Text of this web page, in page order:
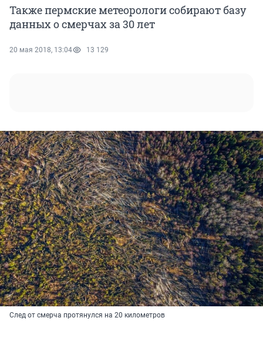
Также пермские метеорологи собирают базу
данных о смерчах за 30 лет
20 мая 2018, 13:04 13 129
След от смерча протянулся на 20 километров